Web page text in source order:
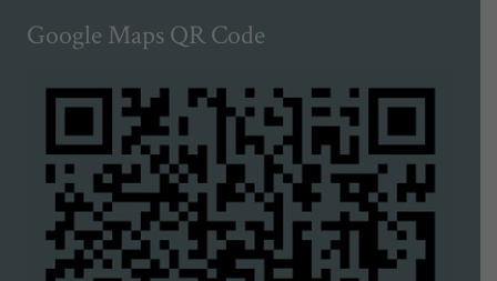
Google Maps QR Code